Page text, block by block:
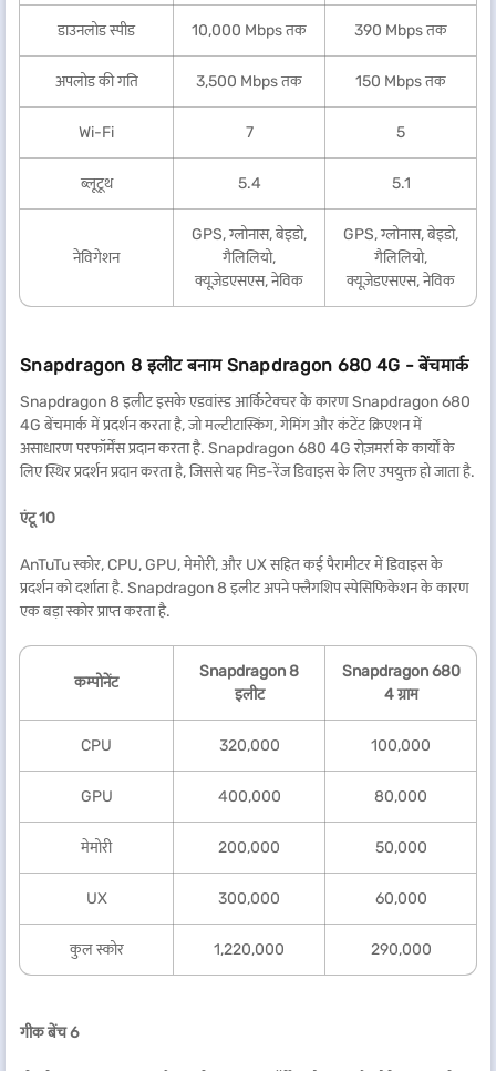
डाउनलोड स्पीड 10,000 Mbps तक 390 Mbps तक
अपलोड की गति 3,500 Mbps तक 150 Mbps तक
Wi-Fi 7 5
ब्लूटूथ 5.4 5.1
नेविगेशन
GPS, ग्लोनास, बेइडो,
गैलिलियो,
क्यूज़ेडएसएस, नेविक
GPS, ग्लोनास, बेइडो,
गैलिलियो,
क्यूज़ेडएसएस, नेविक
Snapdragon 8 इलीट बनाम Snapdragon 680 4G - बेंचमार्क
Snapdragon 8 इलीट इसके एडवांस्ड आर्किटेक्चर के कारण Snapdragon 680
4G बेंचमार्क में प्रदर्शन करता है, जो मल्टीटास्किंग, गेमिंग और कंटेंट क्रिएशन में
असाधारण परफॉर्मेंस प्रदान करता है. Snapdragon 680 4G रोज़मर्रा के कार्यों के
लिए स्थिर प्रदर्शन प्रदान करता है, जिससे यह मिड-रेंज डिवाइस के लिए उपयुक्त हो जाता है.
एंटू 10
AnTuTu स्कोर, CPU, GPU, मेमोरी, और UX सहित कई पैरामीटर में डिवाइस के
प्रदर्शन को दर्शाता है. Snapdragon 8 इलीट अपने फ्लैगशिप स्पेसिफिकेशन के कारण
एक बड़ा स्कोर प्राप्त करता है.
कम्पोनेंट
Snapdragon 8
इलीट
Snapdragon 680
4 ग्राम
CPU 320,000 100,000
GPU 400,000 80,000
मेमोरी 200,000 50,000
UX 300,000 60,000
कुल स्कोर 1,220,000 290,000
गीक बेंच6